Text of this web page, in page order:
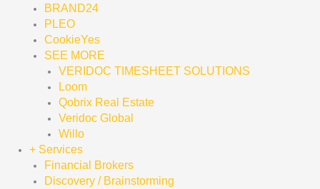
BRAND24
PLEO
CookieYes
SEE MORE
VERIDOC TIMESHEET SOLUTIONS
Loom
Qobrix Real Estate
Veridoc Global
Willo
+ Services
Financial Brokers
Discovery / Brainstorming